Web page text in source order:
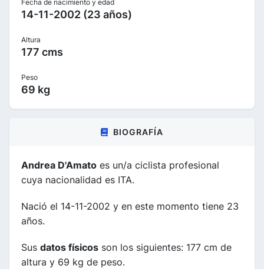
Fecha de nacimiento y edad
14-11-2002 (23 años)
Altura
177 cms
Peso
69 kg
BIOGRAFÍA
Andrea D'Amato es un/a ciclista profesional
cuya nacionalidad es ITA.
Nació el 14-11-2002 y en este momento tiene 23
años.
Sus datos físicos son los siguientes: 177 cm de
altura y 69 kg de peso.